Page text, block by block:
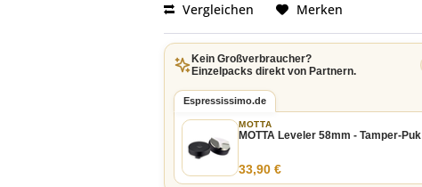
Vergleichen Merken
Kein Großverbraucher?
Einzelpacks direkt von Partnern.
Espressissimo.de
MOTTA
MOTTA Leveler 58mm - Tamper-Puk
33,90 €